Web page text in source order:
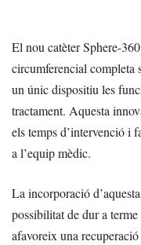
El nou catèter Sphere-
circumferencial completa
un únic dispositiu les
tractament. Aquesta
els temps d’intervenció i
a l’equip mèdic.
La incorporació
possibilitat de dur a
afavoreix una